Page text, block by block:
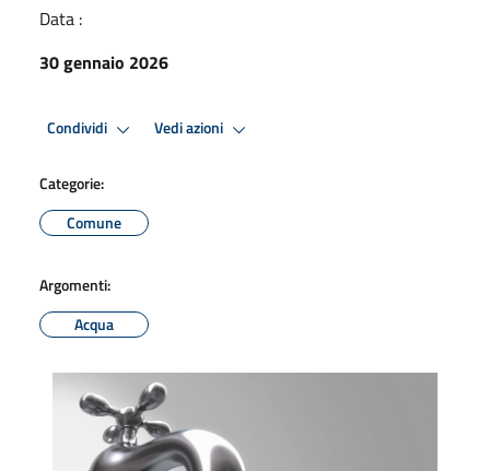
Data :
30 gennaio 2026
Condividi Vedi azioni
Categorie:
Comune
Argomenti:
Acqua